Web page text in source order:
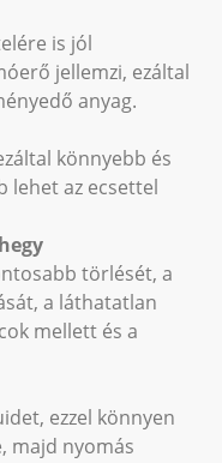
is jól
jellemzi, ezáltal
anyag.
könnyebb és
lehet az ecsettel
törlését, a
a láthatatlan
mellett és a
ezzel könnyen
majd nyomás